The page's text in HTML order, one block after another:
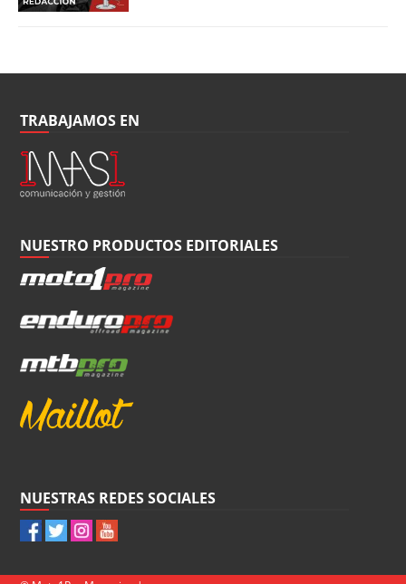
TRABAJAMOS EN
NUESTRO PRODUCTOS EDITORIALES
NUESTRAS REDES SOCIALES